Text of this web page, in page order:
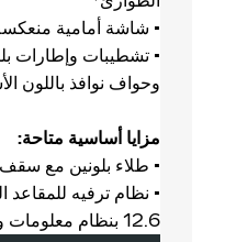
• شاشة أمامية
وحواف نوافذ باللون
مزايا أساسية متاحة:
• طلاء بلونين مع
• نظام ترفيه
12.6 بنظام معلومات وترفيه مستقل